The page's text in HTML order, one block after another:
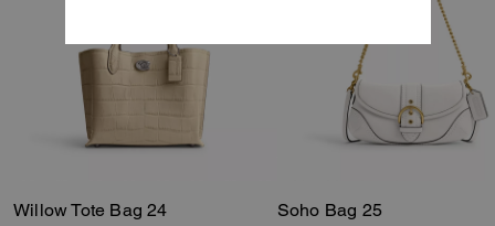
Willow Tote Bag 24 Soho Bag 25